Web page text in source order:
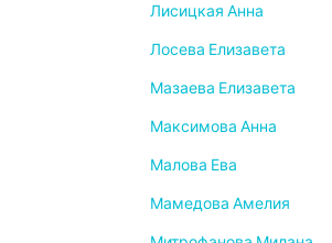
Лисицкая Анна
Лосева Елизавета
Мазаева Елизавета
Максимова Анна
Малова Ева
Мамедова Амелия